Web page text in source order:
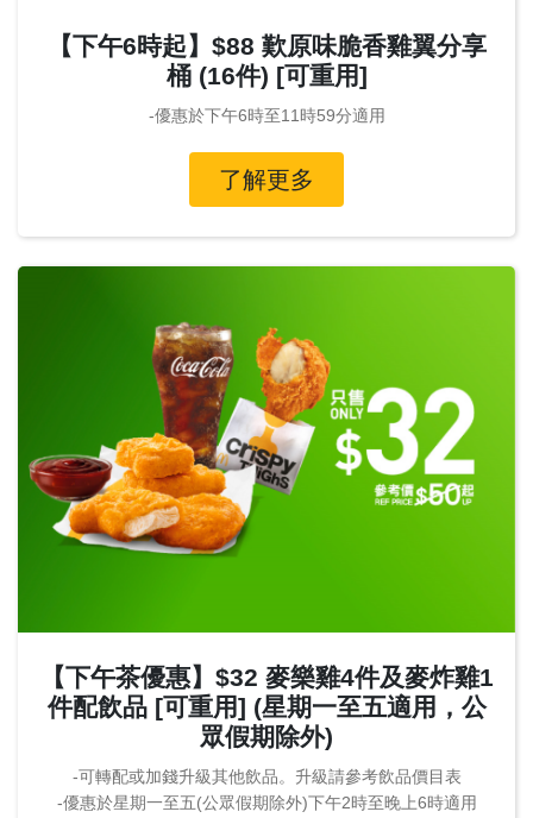
【下午6時起】$88 歎原味脆香雞翼分享
桶 (16件) [可重用]
-優惠於下午6時至11時59分適用
了解更多
【下午茶優惠】$32 麥樂雞4件及麥炸雞1
件配飲品 [可重用] (星期一至五適用，公
眾假期除外)
-可轉配或加錢升級其他飲品。升級請參考飲品價目表
-優惠於星期一至五(公眾假期除外)下午2時至晚上6時適用